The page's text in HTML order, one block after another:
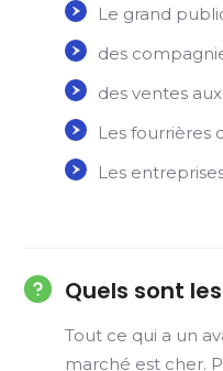
Le grand
des
des ventes
Les fourrières
Les
Quels sont
Tout ce qui a un
marché est cher.